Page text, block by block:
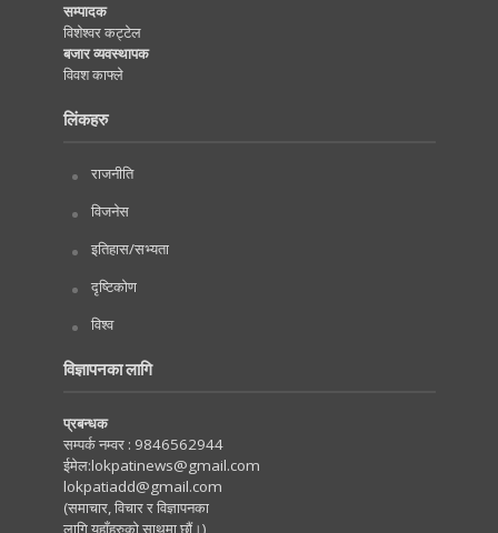
सम्पादक
विशेश्वर कट्टेल
बजार व्यवस्थापक
विवश काफ्ले
लिंकहरु
राजनीति
विजनेस
इतिहास/सभ्यता
दृष्टिकोण
विश्व
विज्ञापनका लागि
प्रबन्धक
सम्पर्क नम्वर : 9846562944
ईमेल:lokpatinews@gmail.com
lokpatiadd@gmail.com
(समाचार, विचार र विज्ञापनका